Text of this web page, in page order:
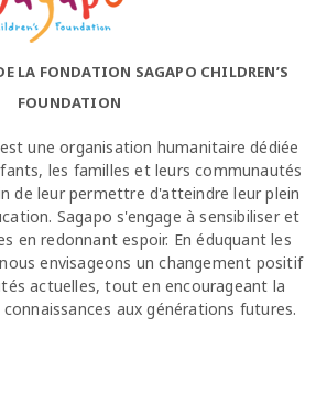
LA FONDATION SAGAPO CHILDREN’S
FOUNDATION
une organisation humanitaire dédiée
les familles et leurs communautés
de leur permettre d'atteindre leur plein
Sagapo s'engage à sensibiliser et
en redonnant espoir. En éduquant les
envisageons un changement positif
actuelles, tout en encourageant la
aux générations futures.